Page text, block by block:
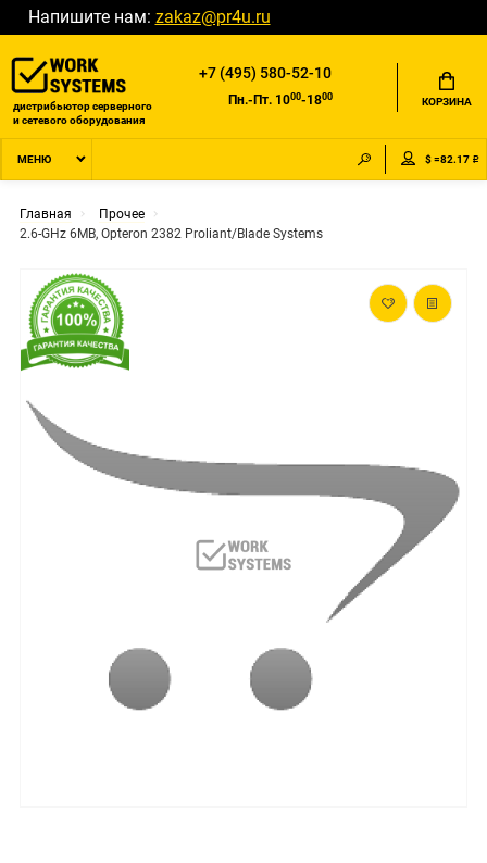
Напишите нам: zakaz@pr4u.ru
дистрибьютор серверного
и сетевого оборудования
+7 (495) 580-52-10
Пн.-Пт. 1000-1800 КОРЗИНА
МЕНЮ $ =82.17 ₽
Главная
Прочее
2.6-GHz 6MB, Opteron 2382 Proliant/Blade Systems